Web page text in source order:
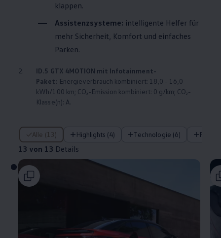
klappen.
Assistenzsysteme: intelligente Helfer für
mehr Sicherheit, Komfort und einfaches
Parken.
2. ID.5 GTX 4MOTION mit Infotainment-
Paket: Energieverbrauch kombiniert: 18,0 - 16,0
kWh/100 km; CO₂-Emission kombiniert: 0 g/km; CO₂-
Klasse(n): A.
Alle (13) Highlights (4) Technologie (6)
13 von 13 Details
13 von 13 Details